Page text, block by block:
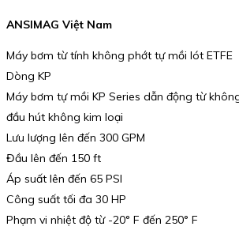
ANSIMAG Việt Nam
Máy bơm từ tính không phớt tự mồi lót ETFE
Dòng KP
Máy bơm tự mồi KP Series dẫn động từ
đầu hút không kim loại
Lưu lượng lên đến 300 GPM
Đầu lên đến 150 ft
Áp suất lên đến 65 PSI
Công suất tối đa 30 HP
Phạm vi nhiệt độ từ -20° F đến 250° F